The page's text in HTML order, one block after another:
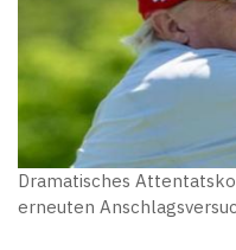
Dramatisches
erneuten